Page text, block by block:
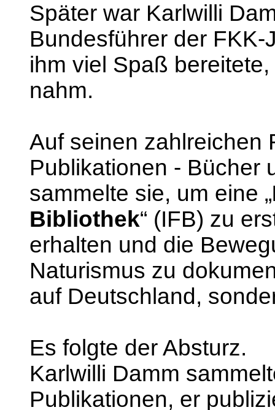
Später war Karlwilli
Bundesführer der
ihm viel Spaß
nahm.
Auf seinen zahlreichen
Publikationen - Bücher
sammelte sie, um eine „
Bibliothek“ (IFB) zu
erhalten und die
Naturismus zu
auf Deutschland,
Es folgte der Absturz.
Karlwilli Damm
Publikationen, er